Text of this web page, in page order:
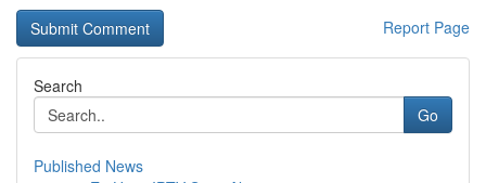
Report Page
Search
Go
Published News